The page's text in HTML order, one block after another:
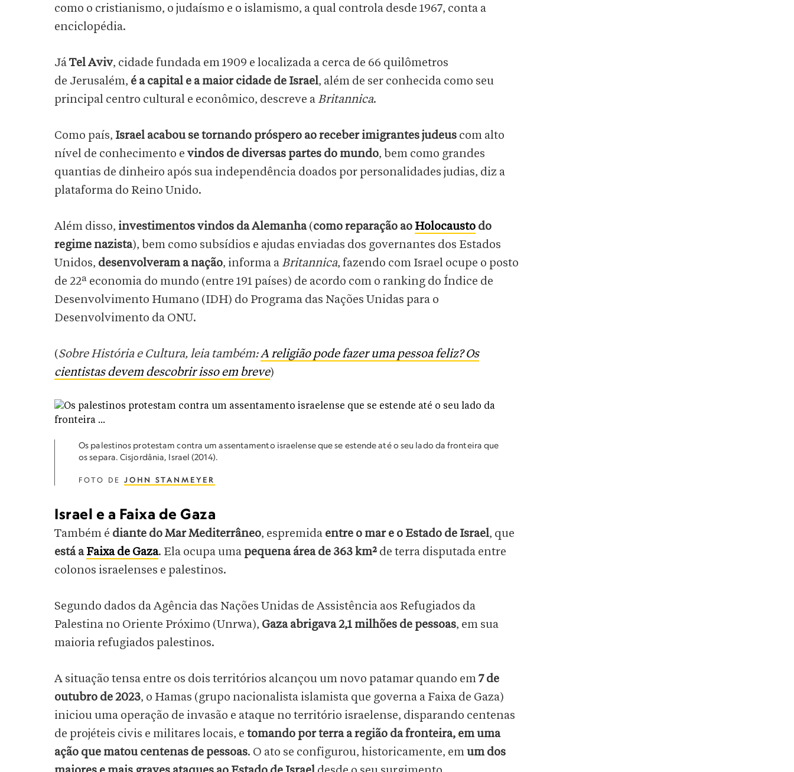
como o cristianismo, o judaísmo e o islamismo, a qual controla desde 1967, conta a
enciclopédia.
JáTel Aviv, cidade fundada em 1909 e localizada a cerca de 66 quilômetros
de Jerusalém, é a capital e a maior cidade de Israel, além de ser conhecida como seu
principal centro cultural e econômico, descreve aBritannica.
Como país, Israel acabou se tornando próspero ao receber imigrantes judeus com alto
nível de conhecimento e vindos de diversas partes do mundo, bem como grandes
quantias de dinheiro após sua independência doados por personalidades judias, diz a
plataforma do Reino Unido.
Além disso, investimentos vindos da Alemanha(como reparação ao Holocausto do
regime nazista), bem como subsídios e ajudas enviadas dos governantes dos Estados
Unidos, desenvolveram a nação, informa aBritannica, fazendo com Israel ocupe o posto
de 22ª economia do mundo (entre 191 países) de acordo com o ranking do Índice de
Desenvolvimento Humano (IDH) do Programa das Nações Unidas para o
Desenvolvimento da ONU.
(Sobre História e Cultura, leia também:A religião pode fazer uma pessoa feliz? Os
cientistas devem descobrir isso em breve)
Os palestinos protestam contra um assentamento israelense que se estende até o seu lado da fronteira que
os separa. Cisjordânia, Israel (2014).
FOTO DE JOHN STANMEYER
Israel e a Faixa de Gaza
Também é diante do Mar Mediterrâneo, espremida entre o mar e o Estado de Israel, que
está aFaixa de Gaza. Ela ocupa uma pequena área de 363 km² de terra disputada entre
colonos israelenses e palestinos.
Segundo dados da Agência das Nações Unidas de Assistência aos Refugiados da
Palestina no Oriente Próximo (Unrwa), Gaza abrigava 2,1 milhões de pessoas, em sua
maioria refugiados palestinos.
A situação tensa entre os dois territórios alcançou um novo patamar quando em7 de
outubro de 2023, o Hamas (grupo nacionalista islamista que governa a Faixa de Gaza)
iniciou uma operação de invasão e ataque no território israelense, disparando centenas
de projéteis civis e militares locais, e tomando por terra a região da fronteira, em uma
ação que matou centenas de pessoas. O ato se configurou, historicamente, emum dos